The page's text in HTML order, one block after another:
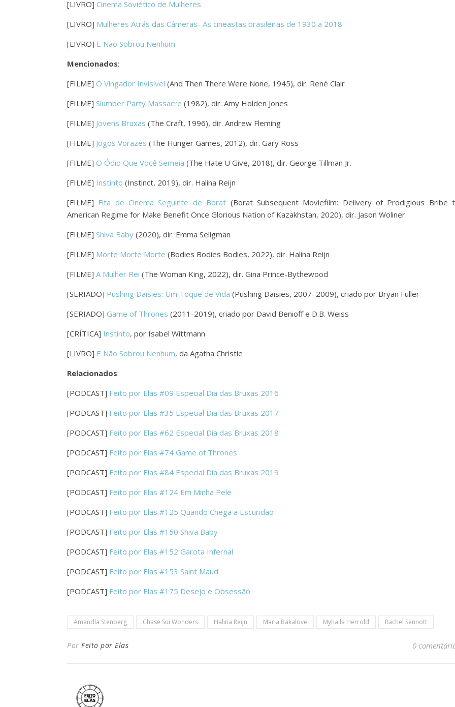
[LIVRO] Cinema Soviético de Mulheres
[LIVRO] Mulheres Atrás das Câmeras- As cineastas brasileiras de 1930 a 2018
[LIVRO] E Não Sobrou Nenhum
Mencionados:
[FILME] O Vingador Invisível (And Then There Were None, 1945), dir. René Clair
[FILME] Slumber Party Massacre (1982), dir. Amy Holden Jones
[FILME] Jovens Bruxas (The Craft, 1996), dir. Andrew Fleming
[FILME] Jogos Vorazes (The Hunger Games, 2012), dir. Gary Ross
[FILME] O Ódio Que Você Semeia (The Hate U Give, 2018), dir. George Tillman Jr.
[FILME] Instinto (Instinct, 2019), dir. Halina Reijn
[FILME] Fita de Cinema Seguinte de Borat (Borat Subsequent Moviefilm: Delivery of Prodigious Bribe
American Regime for Make Benefit Once Glorious Nation of Kazakhstan, 2020), dir. Jason Woliner
[FILME] Shiva Baby (2020), dir. Emma Seligman
[FILME] Morte Morte Morte (Bodies Bodies Bodies, 2022), dir. Halina Reijn
[FILME] A Mulher Rei (The Woman King, 2022), dir. Gina Prince-Bythewood
[SERIADO] Pushing Daisies: Um Toque de Vida (Pushing Daisies, 2007–2009), criado por Bryan Fuller
[SERIADO] Game of Thrones (2011-2019), criado por David Benioff e D.B. Weiss
[CRÍTICA] Instinto, por Isabel Wittmann
[LIVRO] E Não Sobrou Nenhum, da Agatha Christie
Relacionados:
[PODCAST] Feito por Elas #09 Especial Dia das Bruxas 2016
[PODCAST] Feito por Elas #35 Especial Dia das Bruxas 2017
[PODCAST] Feito por Elas #62 Especial Dia das Bruxas 2018
[PODCAST] Feito por Elas #74 Game of Thrones
[PODCAST] Feito por Elas #84 Especial Dia das Bruxas 2019
[PODCAST] Feito por Elas #124 Em Minha Pele
[PODCAST] Feito por Elas #125 Quando Chega a Escuridão
[PODCAST] Feito por Elas #150 Shiva Baby
[PODCAST] Feito por Elas #152 Garota Infernal
[PODCAST] Feito por Elas #153 Saint Maud
[PODCAST] Feito por Elas #175 Desejo e Obsessão
Amandla Stenberg Chase Sui Wonders Halina Reijn Maria Bakalove Myha'la Herrold Rachel Sennott
Por Feito por Elas 0